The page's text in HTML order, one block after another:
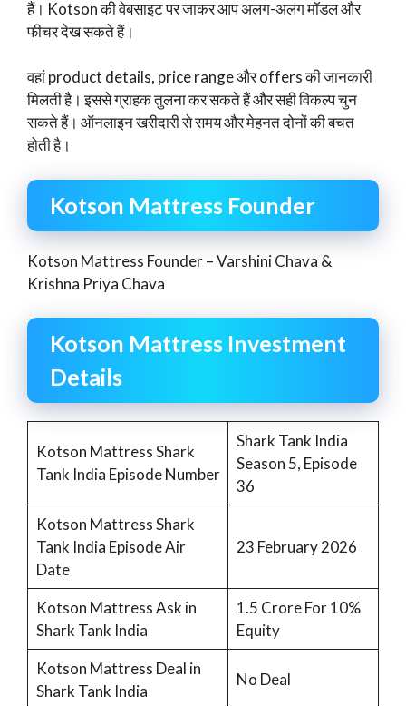
हैं। Kotson की वेबसाइट पर जाकर आप अलग-अलग मॉडल और
फीचर देख सकते हैं।
वहां product details, price range और offers की जानकारी
मिलती है। इससे ग्राहक तुलना कर सकते हैं और सही विकल्प चुन
सकते हैं। ऑनलाइन खरीदारी से समय और मेहनत दोनों की बचत
होती है।
Kotson Mattress Founder
Kotson Mattress Founder – Varshini Chava &
Krishna Priya Chava
Kotson Mattress Investment
Details
Kotson Mattress Shark
Tank India Episode Number
Shark Tank India
Season 5, Episode
36
Kotson Mattress Shark
Tank India Episode Air
Date
23 February 2026
Kotson Mattress Ask in
Shark Tank India
1.5 Crore For 10%
Equity
Kotson Mattress Deal in
Shark Tank India
No Deal